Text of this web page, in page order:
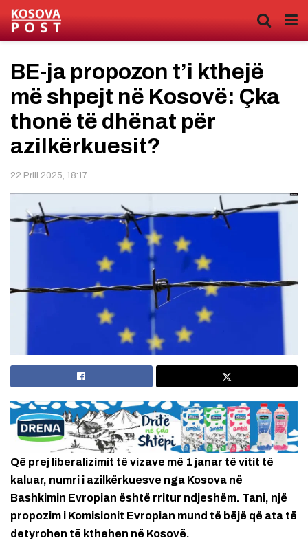
BE-ja propozon t’i kthejë
më shpejt në Kosovë: Çka
thonë të dhënat për
azilkërkuesit?
22 Prill 2025, 18:17
Që prej liberalizimit të vizave më 1 janar të vitit të
kaluar, numri i azilkërkuesve nga Kosova në
Bashkimin Evropian është rritur ndjeshëm. Tani, një
propozim i Komisionit Evropian mund të bëjë që ata të
detyrohen të kthehen në Kosovë.